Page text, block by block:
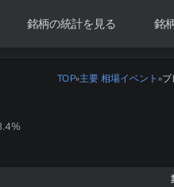
銘柄の統計を見る 銘
TOP»主要 相場イベント»ブ